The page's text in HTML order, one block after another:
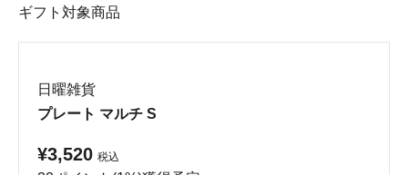
ギフト対象商品
日曜雑貨
プレート マルチ S
¥3,520 税込